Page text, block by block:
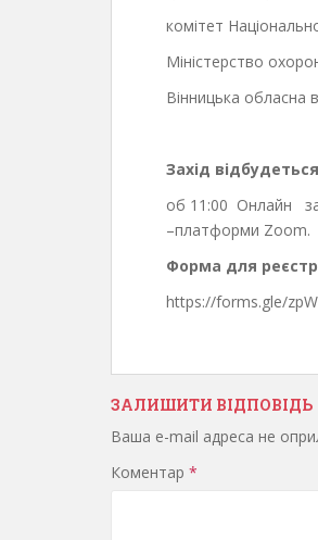
комітет
Міністерство
Вінницька обласна
Захід
об 11:00 Онлайн за
–платформи Zoom.
Форма для
https://forms.gle/
ЗАЛИШИТИ ВІДПОВІДЬ
Ваша e-mail адреса не
Коментар *